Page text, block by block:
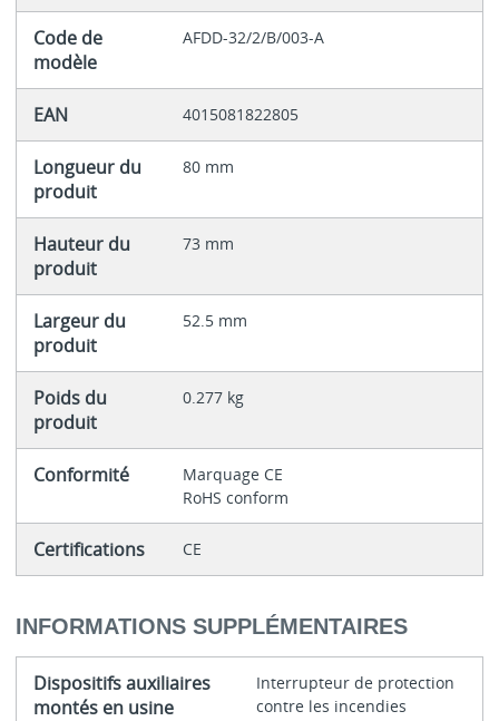
Code de
modèle
AFDD-32/2/B/003-A
EAN 4015081822805
Longueur du
produit
80 mm
Hauteur du
produit
73 mm
Largeur du
produit
52.5 mm
Poids du
produit
0.277 kg
Conformité
Marquage CE
RoHS conform
Certifications CE
INFORMATIONS SUPPLÉMENTAIRES
Dispositifs auxiliaires
montés en usine
Interrupteur de protection
contre les incendies